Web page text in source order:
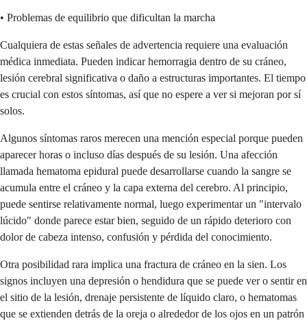
• Problemas de equilibrio que dificultan la marcha
Cualquiera de estas señales de advertencia requiere una evaluación
médica inmediata. Pueden indicar hemorragia dentro de su cráneo,
lesión cerebral significativa o daño a estructuras importantes. El tiempo
es crucial con estos síntomas, así que no espere a ver si mejoran por sí
solos.
Algunos síntomas raros merecen una mención especial porque pueden
aparecer horas o incluso días después de su lesión. Una afección
llamada hematoma epidural puede desarrollarse cuando la sangre se
acumula entre el cráneo y la capa externa del cerebro. Al principio,
puede sentirse relativamente normal, luego experimentar un "intervalo
lúcido" donde parece estar bien, seguido de un rápido deterioro con
dolor de cabeza intenso, confusión y pérdida del conocimiento.
Otra posibilidad rara implica una fractura de cráneo en la sien. Los
signos incluyen una depresión o hendidura que se puede ver o sentir en
el sitio de la lesión, drenaje persistente de líquido claro, o hematomas
que se extienden detrás de la oreja o alrededor de los ojos en un patrón